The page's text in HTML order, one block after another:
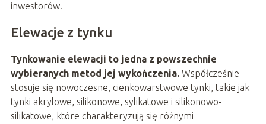
inwestorów.
Elewacje z tynku
Tynkowanie elewacji to jedna z powszechnie
wybieranych metod jej wykończenia.Współcześnie
stosuje się nowoczesne, cienkowarstwowe tynki, takie jak
tynki akrylowe, silikonowe, sylikatowe i silikonowo-
silikatowe, które charakteryzują się różnymi